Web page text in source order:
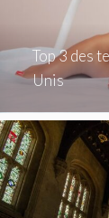
Top 3 des
Unis